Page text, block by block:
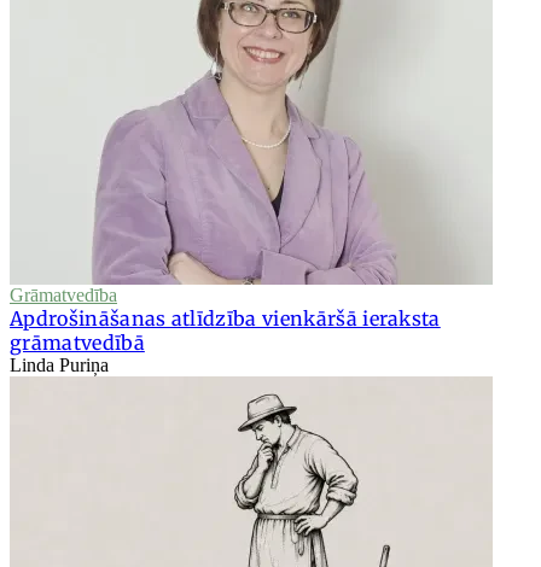
Grāmatvedība
Apdrošināšanas atlīdzība vienkāršā ieraksta
grāmatvedībā
Linda Puriņa